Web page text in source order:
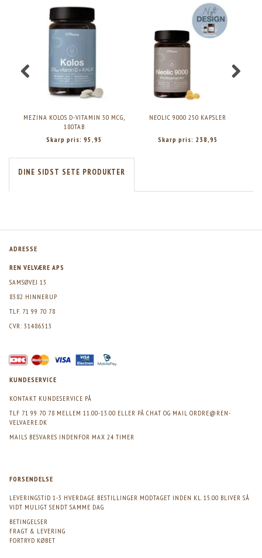
MEZINA KOLOS D-VITAMIN 30 MCG,
180TAB
Skarp pris: 95,95
NEOLIC 9000 250 KAPSLER
Skarp pris: 238,95
DINE SIDST SETE PRODUKTER
ADRESSE
REN VELVÆRE APS
SAMSØVEJ 13
8382 HINNERUP
TLF. 71 99 70 78
CVR: 31486513
KUNDESERVICE
KONTAKT KUNDESERVICE PÅ
TLF 71 99 70 78 MELLEM 11.00-13.00 ELLER PÅ CHAT OG MAIL ORDRE@REN-
VELVAERE.DK
MAILS BESVARES INDENFOR MAX 24 TIMER
FORSENDELSE
LEVERINGSTID 1-3 HVERDAGE. BESTILLINGER MODTAGET INDEN KL. 15.00 BLIVER SÅ
VIDT MULIGT SENDT SAMME DAG
BETINGELSER
FRAGT & LEVERING
FORTRYD KØBET